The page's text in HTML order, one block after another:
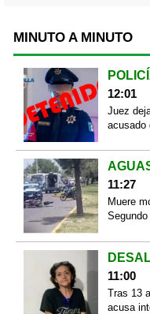
MINUTO A MINUTO
12:01
Juez
acusado
11:27
Muere
Segundo
11:00
Tras 13
acusa